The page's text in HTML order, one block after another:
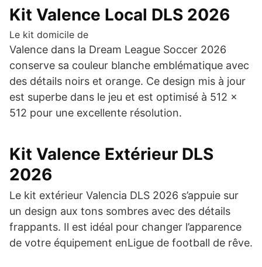
Kit Valence Local DLS 2026
Le kit domicile de
Valence dans la Dream League Soccer 2026
conserve sa couleur blanche emblématique avec
des détails noirs et orange. Ce design mis à jour
est superbe dans le jeu et est optimisé à 512 x
512 pour une excellente résolution.
Kit Valence Extérieur DLS
2026
Le kit extérieur Valencia DLS 2026 s’appuie sur
un design aux tons sombres avec des détails
frappants. Il est idéal pour changer l’apparence
de votre équipement enLigue de football de rêve.